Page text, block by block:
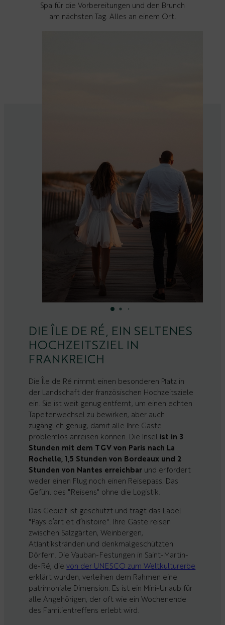
Spa für die Vorbereitungen und den Brunch
am nächsten Tag. Alles an einem Ort.
DIE ÎLE DE RÉ, EIN SELTENES
HOCHZEITSZIEL IN
FRANKREICH
Die Île de Ré nimmt einen besonderen Platz in
der Landschaft der französischen Hochzeitsziele
ein. Sie ist weit genug entfernt, um einen echten
Tapetenwechsel zu bewirken, aber auch
zugänglich genug, damit alle Ihre Gäste
problemlos anreisen können. Die Insel ist in 3
Stunden mit dem TGV von Paris nach La
Rochelle, 1,5 Stunden von Bordeaux und 2
Stunden von Nantes erreichbar und erfordert
weder einen Flug noch einen Reisepass. Das
Gefühl des "Reisens" ohne die Logistik.
Das Gebiet ist geschützt und trägt das Label
"Pays d’art et d’histoire". Ihre Gäste reisen
zwischen Salzgärten, Weinbergen,
Atlantikstränden und denkmalgeschützten
Dörfern. Die Vauban-Festungen in Saint-Martin-
de-Ré, dievon der UNESCO zum Weltkulturerbe
erklärt wurden, verleihen dem Rahmen eine
patrimoniale Dimension. Es ist ein Mini-Urlaub für
alle Angehörigen, der oft wie ein Wochenende
des Familientreffens erlebt wird.